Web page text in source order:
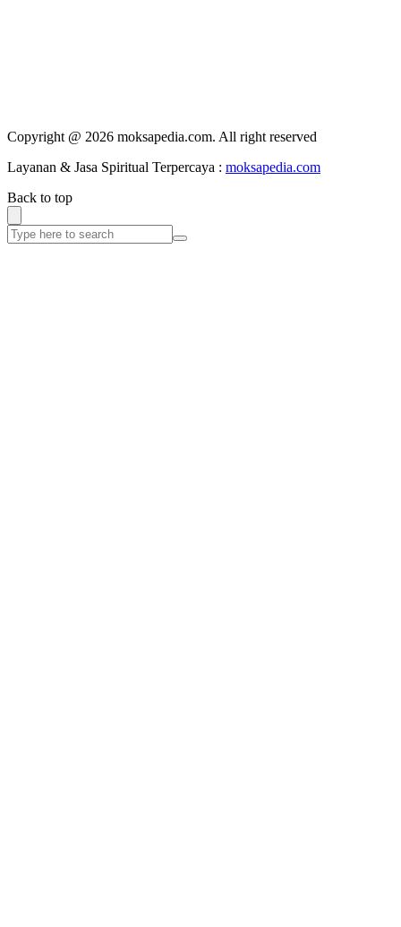
Copyright @ 2026 moksapedia.com. All right reserved
Layanan & Jasa Spiritual Terpercaya : moksapedia.com
Back to top